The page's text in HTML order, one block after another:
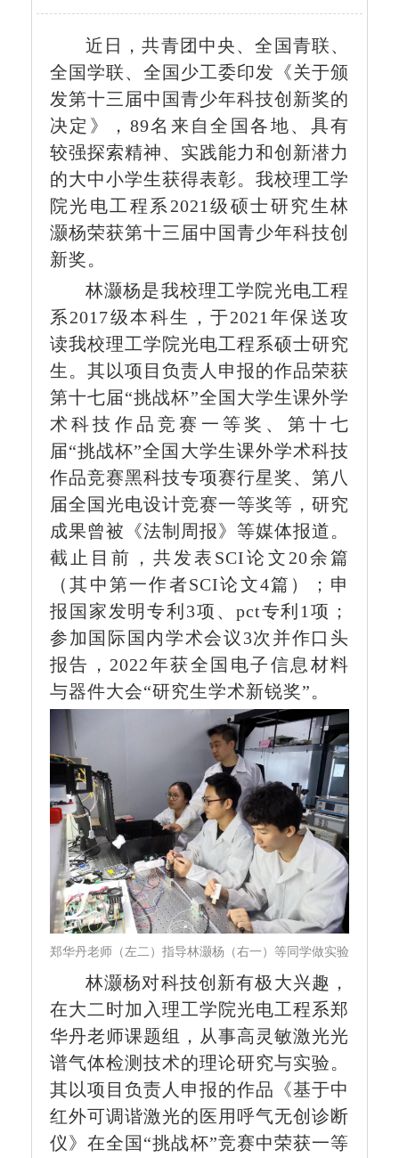
近日，共青团中央、全国青联、
全国学联、全国少工委印发《关于颁
发第十三届中国青少年科技创新奖的
决定》， 89名来自全国各地、具有
较强探索精神、实践能力和创新潜力
的大中小学生获得表彰。我校理工学
院光电工程系2021级硕士研究生林
灏杨荣获第十三届中国青少年科技创
新奖。
林灏杨是我校理工学院光电工程
系2017级本科生，于2021年保送攻
读我校理工学院光电工程系硕士研究
生。其以项目负责人申报的作品荣获
第十七届“挑战杯”全国大学生课外学
术科技作品竞赛一等奖、第十七
届“挑战杯”全国大学生课外学术科技
作品竞赛黑科技专项赛行星奖、第八
届全国光电设计竞赛一等奖等，研究
成果曾被《法制周报》等媒体报道。
截止目前，共发表SCI论文20余篇
（其中第一作者SCI论文4篇）；申
报国家发明专利3项、pct专利1项；
参加国际国内学术会议3次并作口头
报告，2022年获全国电子信息材料
与器件大会“研究生学术新锐奖”。
郑华丹老师（左二）指导林灏杨（右一）等同学做实验
林灏杨对科技创新有极大兴趣，
在大二时加入理工学院光电工程系郑
华丹老师课题组，从事高灵敏激光光
谱气体检测技术的理论研究与实验。
其以项目负责人申报的作品《基于中
红外可调谐激光的医用呼气无创诊断
仪》在全国 “挑战杯”竞赛中荣获一等